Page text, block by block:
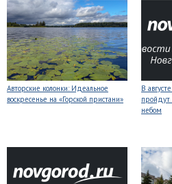
Авторские колонки: Идеальное
воскресенье на «Горской пристани»
В
небом